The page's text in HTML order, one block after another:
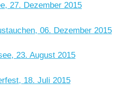
27. Dezember 2015
06. Dezember 2015
23. August 2015
18. Juli 2015